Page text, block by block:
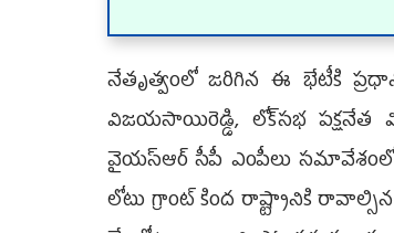
నేతృత్వంలో జరిగిన ఈ భేటీకి
విజయసాయిరెడ్డి, లోక్‌సభ పక్షనేత
వైయస్‌ఆర్‌ సీపీ ఎంపీలు సమావేశంలో
లోటు గ్రాంట్‌ కింద రాష్ట్రానికి